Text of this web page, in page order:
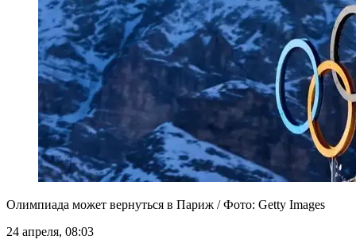
Олимпиада может вернуться в Париж / Фото: Getty Images
24 апреля, 08:03